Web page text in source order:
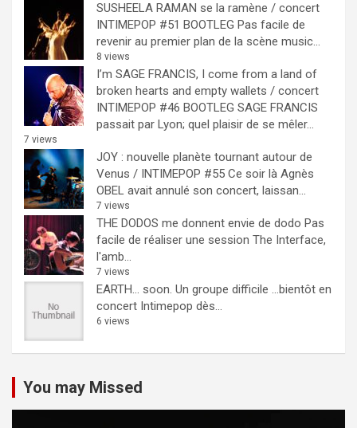
SUSHEELA RAMAN se la ramène / concert
INTIMEPOP #51 BOOTLEG Pas facile de
revenir au premier plan de la scène music...
8 views
I’m SAGE FRANCIS, I come from a land of
broken hearts and empty wallets / concert
INTIMEPOP #46 BOOTLEG SAGE FRANCIS
passait par Lyon; quel plaisir de se mêler...
7 views
JOY : nouvelle planète tournant autour de
Venus / INTIMEPOP #55 Ce soir là Agnès
OBEL avait annulé son concert, laissan...
7 views
THE DODOS me donnent envie de dodo Pas
facile de réaliser une session The Interface,
l'amb...
7 views
EARTH… soon. Un groupe difficile ...bientôt en
concert Intimepop dès...
6 views
You may Missed